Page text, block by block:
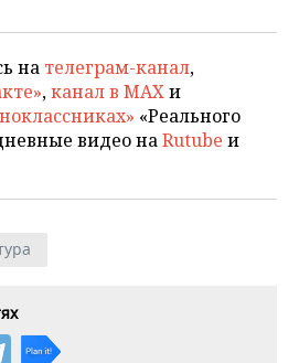
на телеграм-канал,
,канал в MAXи
«Реального
видео наRutube и